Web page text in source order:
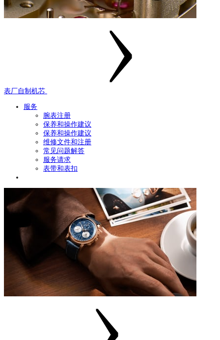
表厂自制机芯
服务
腕表注册
保养和操作建议
保养和操作建议
维修文件和注册
常见问题解答
服务请求
表带和表扣